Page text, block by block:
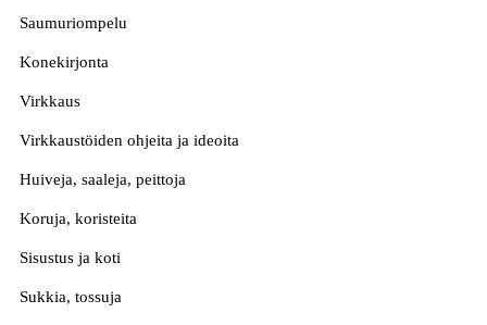
Saumuriompelu
Konekirjonta
Virkkaus
Virkkaustöiden ohjeita ja ideoita
Huiveja, saaleja, peittoja
Koruja, koristeita
Sisustus ja koti
Sukkia, tossuja